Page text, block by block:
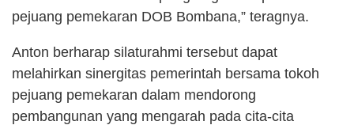
pejuang pemekaran DOB Bombana,” teragnya.
Anton berharap silaturahmi tersebut dapat
melahirkan sinergitas pemerintah bersama tokoh
pejuang pemekaran dalam mendorong
pembangunan yang mengarah pada cita-cita